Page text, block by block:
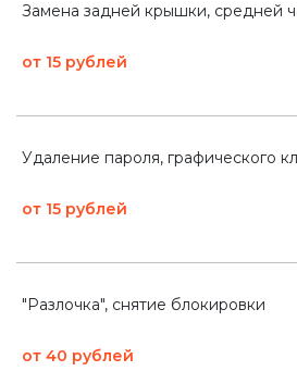
Замена задней крышки, средней
от 15 рублей
Удаление пароля, графического
от 15 рублей
"Разлочка", снятие блокировки
от 40 рублей